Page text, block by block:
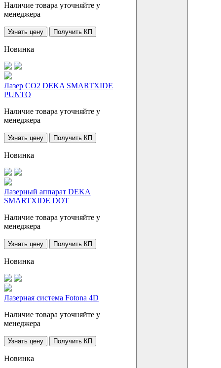
Наличие товара уточняйте у
менеджера
Узнать цену Получить КП
Новинка
Лазер СО2 DEKA SMARTXIDE
PUNTO
Наличие товара уточняйте у
менеджера
Узнать цену Получить КП
Новинка
Лазерный аппарат DEKA
SMARTXIDE DOT
Наличие товара уточняйте у
менеджера
Узнать цену Получить КП
Новинка
Лазерная система Fotona 4D
Наличие товара уточняйте у
менеджера
Узнать цену Получить КП
Новинка